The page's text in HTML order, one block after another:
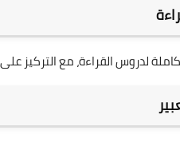
لدروس القراءة، مع التركيز